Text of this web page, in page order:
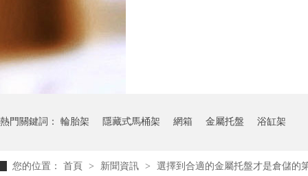
氣瓶料架
熱門關鍵詞： 輪胎架 隱藏式馬桶架 網箱 金屬托盤 浴缸架
您的位置： 首頁 > 新聞資訊 > 選擇到合適的金屬托盤才是倉儲的